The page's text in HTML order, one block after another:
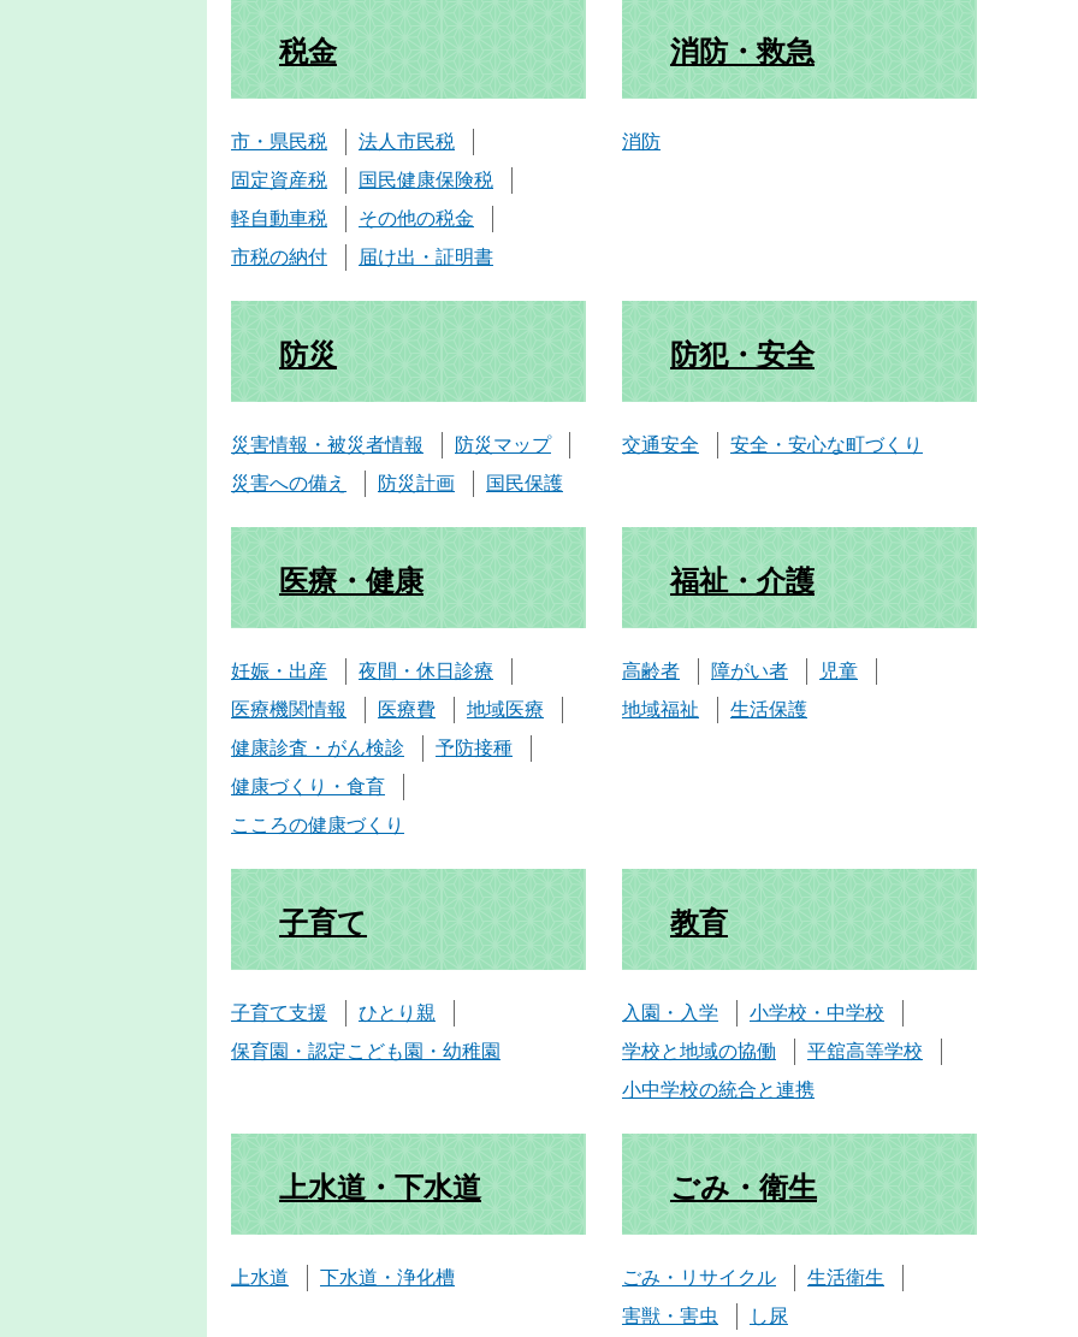
税金
市・県民税
法人市民税
固定資産税
国民健康保険税
軽自動車税
その他の税金
市税の納付
届け出・証明書
消防・救急
消防
防災
災害情報・被災者情報
防災マップ
災害への備え
防災計画 国民保護
防犯・安全
交通安全 安全・安心な町づくり
医療・健康
妊娠・出産
夜間・休日診療
医療機関情報
医療費
地域医療
健康診査・がん検診
予防接種
健康づくり・食育
こころの健康づくり
福祉・介護
高齢者 障がい者
児童
地域福祉
生活保護
子育て
子育て支援
ひとり親
保育園・認定こども園・幼稚園
教育
入園・入学
小学校・中学校
学校と地域の協働
平舘高等学校
小中学校の統合と連携
上水道・下水道
上水道 下水道・浄化槽
ごみ・衛生
ごみ・リサイクル
生活衛生
害獣・害虫
し尿